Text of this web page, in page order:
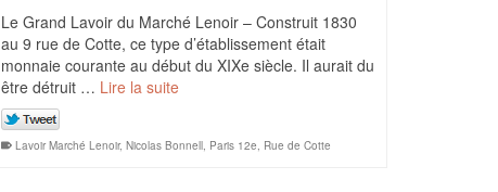
Le Grand Lavoir du Marché Lenoir – Construit 1830
au 9 rue de Cotte, ce type d’établissement était
monnaie courante au début du XIXe siècle. Il aurait du
être détruit … Lire la suite
Lavoir Marché Lenoir, Nicolas Bonnell, Paris 12e, Rue de Cotte